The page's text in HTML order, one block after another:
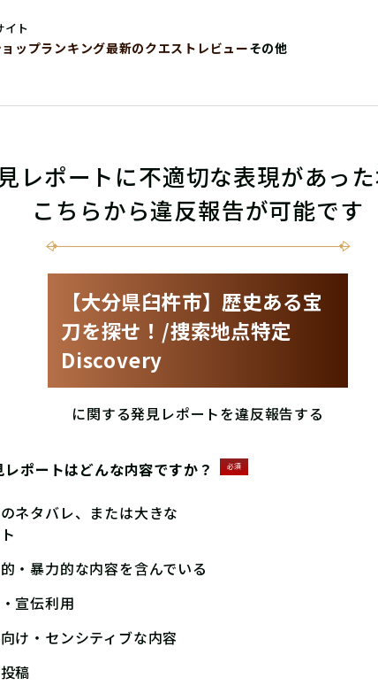
イト
ップランキング最新のクエストレビューその他
レポートに不適切な表現があっ
こちらから違反報告が可能です
【大分県臼杵市】歴史ある宝
刀を探せ！/捜索地点特定
Discovery
に関する発見レポートを違反報告する
ポートはどんな内容ですか？ 必須
ネタバレ、または大きな
・暴力的な内容を含んでいる
宣伝利用
け・センシティブな内容
稿